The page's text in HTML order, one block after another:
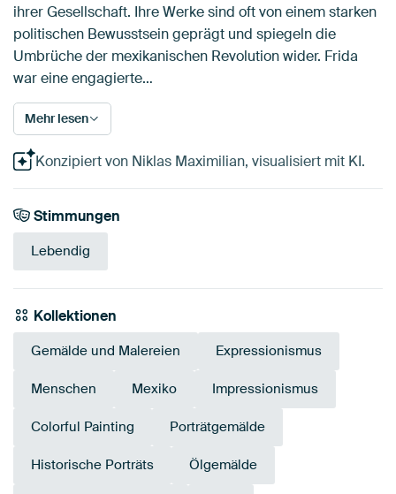
ihrer Gesellschaft. Ihre Werke sind oft von einem starken
politischen Bewusstsein geprägt und spiegeln die
Umbrüche der mexikanischen Revolution wider. Frida
war eine engagierte…
Mehr lesen
Konzipiert von Niklas Maximilian, visualisiert mit KI.
Stimmungen
Lebendig
Kollektionen
Gemälde und Malereien Expressionismus
Menschen Mexiko Impressionismus
Colorful Painting Porträtgemälde
Historische Porträts Ölgemälde